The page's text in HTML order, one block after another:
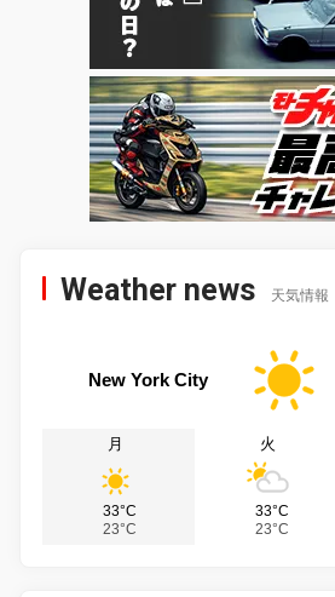
Weather news 天気情報
New York City
月
33°C
23°C
火
33°C
23°C